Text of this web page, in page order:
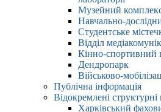
Музейний
Навчально-
Студентське
Відділ
Кінно-спортивний
Дендропарк
Військово-
Публічна інформація
Відокремлені структурні
Харківський